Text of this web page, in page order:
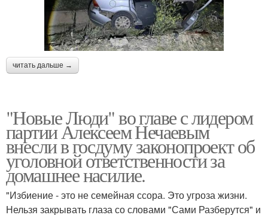
читать дальше →
"Новые Люди" во главе с лидером
партии Алексеем Нечаевым
внесли в госдуму законопроект об
уголовной ответственности за
домашнее насилие.
"Избиение - это не семейная ссора. Это угроза жизни.
Нельзя закрывать глаза со словами "Сами Разберутся" и